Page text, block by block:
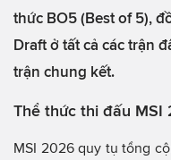
thức BO5 (Best of 5),
Draft ở tất cả các trận
trận chung kết.
Thể thức thi đấu MSI
MSI 2026 quy tụ tổng